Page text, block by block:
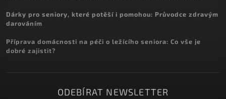
Dárky pro seniory, které potěší i pomohou: Průvodce zdravým
darováním
Příprava domácnosti na péči o ležícího seniora: Co vše je
dobré zajistit?
ODEBÍRAT NEWSLETTER